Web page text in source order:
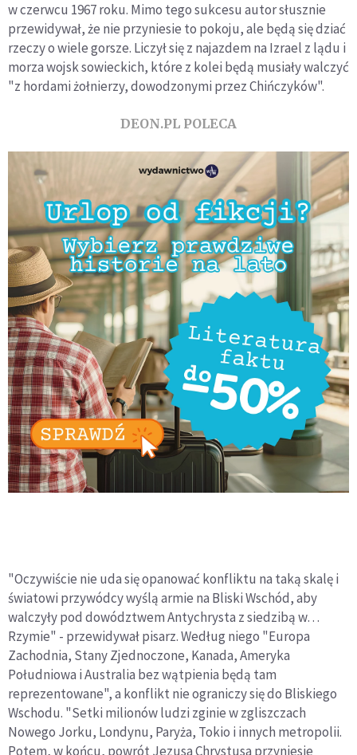
w czerwcu 1967 roku. Mimo tego sukcesu autor słusznie
przewidywał, że nie przyniesie to pokoju, ale będą się dziać
rzeczy o wiele gorsze. Liczył się z najazdem na Izrael z lądu i
morza wojsk sowieckich, które z kolei będą musiały walczyć
"z hordami żołnierzy, dowodzonymi przez Chińczyków".
DEON.PL POLECA
"Oczywiście nie uda się opanować konfliktu na taką skalę i
światowi przywódcy wyślą armie na Bliski Wschód, aby
walczyły pod dowództwem Antychrysta z siedzibą w…
Rzymie" - przewidywał pisarz. Według niego "Europa
Zachodnia, Stany Zjednoczone, Kanada, Ameryka
Południowa i Australia bez wątpienia będą tam
reprezentowane", a konflikt nie ograniczy się do Bliskiego
Wschodu. "Setki milionów ludzi zginie w zgliszczach
Nowego Jorku, Londynu, Paryża, Tokio i innych metropolii.
Potem, w końcu, powrót Jezusa Chrystusa przyniesie